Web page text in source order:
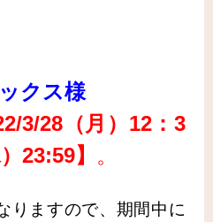
クス様
3/28（月 ）12：3
23:59】 。
りますので、期間中に